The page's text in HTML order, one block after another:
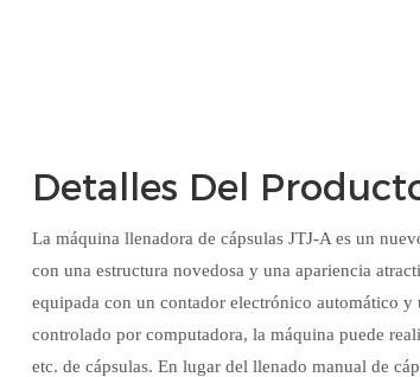
Detalles Del
La máquina llenadora de cápsulas JTJ-A es un
con una estructura novedosa y una apariencia
equipada con un contador electrónico automático
controlado por computadora, la máquina puede
etc. de cápsulas. En lugar del llenado manual de